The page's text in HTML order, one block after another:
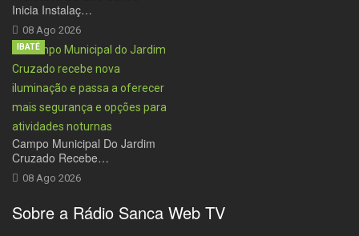
Inicia Instalaç…
08 Ago 2026
Campo Municipal Do Jardim
Cruzado Recebe…
08 Ago 2026
IBATÉ
Sobre a Rádio Sanca Web TV